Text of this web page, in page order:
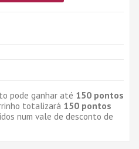
pode ganhar até 150 pontos
totalizará 150 pontos
num vale de desconto de